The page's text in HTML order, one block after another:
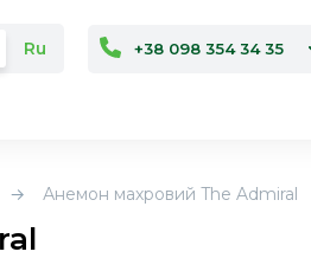
Ru +38 098 354 34 35
Анемон махровий The Admiral